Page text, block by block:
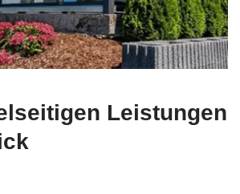
Leistungen